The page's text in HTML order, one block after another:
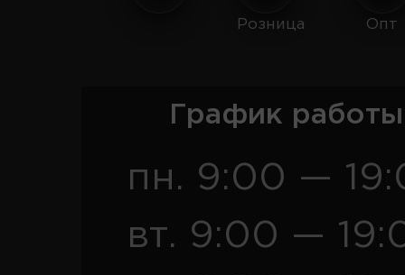
Розница Опт
График
пн. 9:00 —
вт. 9:00 —